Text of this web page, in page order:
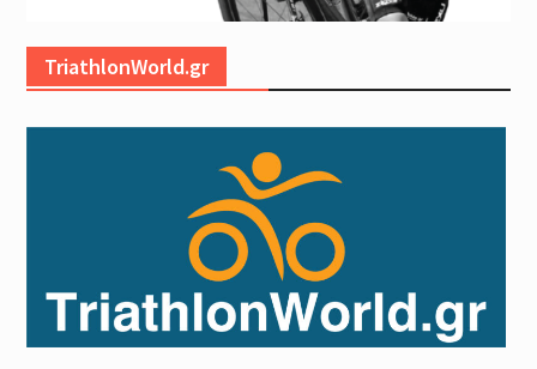
TriathlonWorld.gr